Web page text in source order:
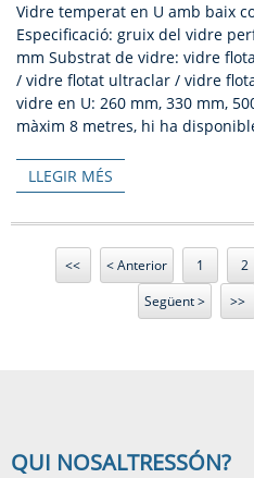
Vidre temperat en U amb baix
Especificació: gruix del vidre
mm Substrat de vidre: vidre
/ vidre flotat ultraclar / vidre
vidre en U: 260 mm, 330 mm,
màxim 8 metres, hi ha
LLEGIR MÉS
<< < Anterior 1 2
Següent >
>>
QUI NOSALTRESSÓN?